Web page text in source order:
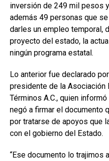
inversión de 249 mil pesos
además 49 personas que
darles un empleo temporal,
proyecto del estado, la
ningún programa estatal.
Lo anterior fue declarado
presidente de la Asociación
Términos A.C., quien
negó a firmar el documento
por tratarse de apoyos que
con el gobierno del Estado.
“Ese documento lo trajimos